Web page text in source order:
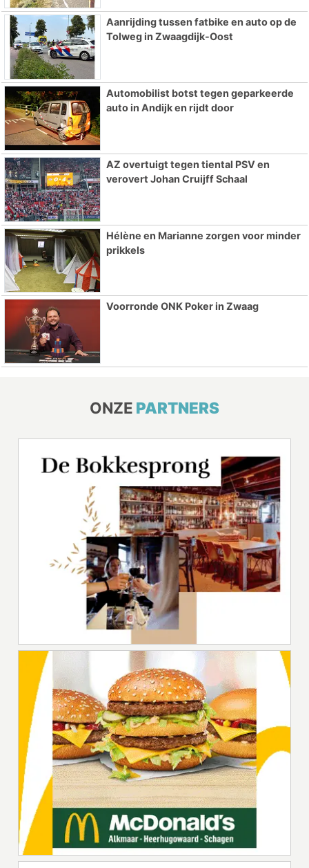
Aanrijding tussen fatbike en auto op de
Tolweg in Zwaagdijk-Oost
Automobilist botst tegen geparkeerde
auto in Andijk en rijdt door
AZ overtuigt tegen tiental PSV en
verovert Johan Cruijff Schaal
Hélène en Marianne zorgen voor minder
prikkels
Voorronde ONK Poker in Zwaag
ONZE PARTNERS